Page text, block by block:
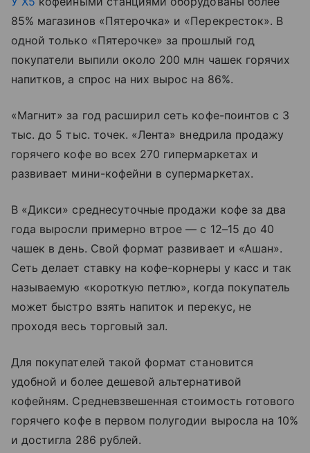
85% магазинов «Пятерочка» и «Перекресток». В
одной только «Пятерочке» за прошлый год
покупатели выпили около 200 млн чашек горячих
напитков, а спрос на них вырос на 86%.
«Магнит» за год расширил сеть кофе-поинтов с 3
тыс. до 5 тыс. точек. «Лента» внедрила продажу
горячего кофе во всех 270 гипермаркетах и
развивает мини-кофейни в супермаркетах.
В «Дикси» среднесуточные продажи кофе за два
года выросли примерно втрое — с 12–15 до 40
чашек в день. Свой формат развивает и «Ашан».
Сеть делает ставку на кофе-корнеры у касс и так
называемую «короткую петлю», когда покупатель
может быстро взять напиток и перекус, не
проходя весь торговый зал.
Для покупателей такой формат становится
удобной и более дешевой альтернативой
кофейням. Средневзвешенная стоимость готового
горячего кофе в первом полугодии выросла на 10%
и достигла 286 рублей.